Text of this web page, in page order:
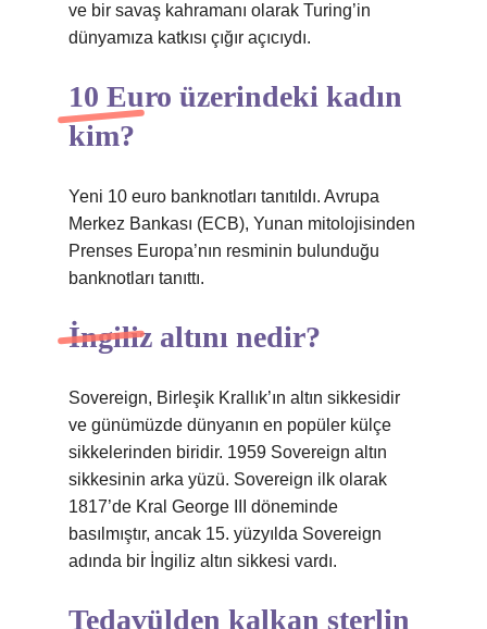
ve bir savaş kahramanı olarak Turing’in
dünyamıza katkısı çığır açıcıydı.
10 Euro üzerindeki kadın
kim?
Yeni 10 euro banknotları tanıtıldı. Avrupa
Merkez Bankası (ECB), Yunan mitolojisinden
Prenses Europa’nın resminin bulunduğu
banknotları tanıttı.
İngiliz altını nedir?
Sovereign, Birleşik Krallık’ın altın sikkesidir
ve günümüzde dünyanın en popüler külçe
sikkelerinden biridir. 1959 Sovereign altın
sikkesinin arka yüzü. Sovereign ilk olarak
1817’de Kral George III döneminde
basılmıştır, ancak 15. yüzyılda Sovereign
adında bir İngiliz altın sikkesi vardı.
Tedavülden kalkan sterlin